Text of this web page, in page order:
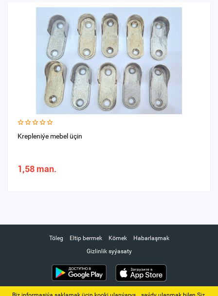
Krepleniýe mebel üçin
1,58 man.
Töleg Eltip bermek Kömek
Habarlaşmak
Gizlinlik syýasaty